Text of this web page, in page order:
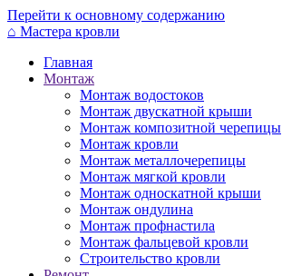
Перейти к основному содержанию
⌂ Мастера кровли
Главная
Монтаж
Монтаж водостоков
Монтаж двускатной крыши
Монтаж композитной черепицы
Монтаж кровли
Монтаж металлочерепицы
Монтаж мягкой кровли
Монтаж односкатной крыши
Монтаж ондулина
Монтаж профнастила
Монтаж фальцевой кровли
Строительство кровли